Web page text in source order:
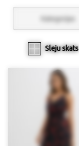
Kategorijas
Sleju skats